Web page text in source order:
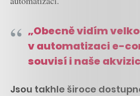
„Obecně vidím
v automatizaci e-
souvisí i naše
Jsou takhle široce